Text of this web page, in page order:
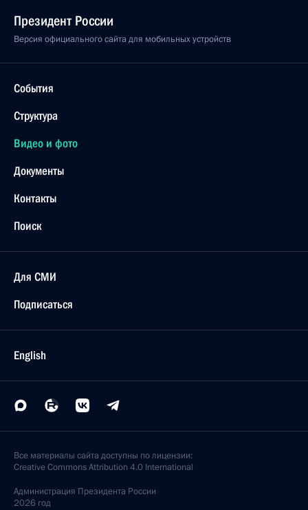
Президент России
Версия официального сайта для мобильных устройств
События
Структура
Видео и фото
Документы
Контакты
Поиск
Для СМИ
Подписаться
English
Все материалы сайта доступны по лицензии:
Creative Commons Attribution 4.0 International
Администрация Президента России
2026 год